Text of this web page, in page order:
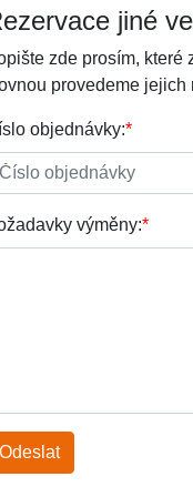
jiné
zde prosím, které
provedeme
objednávky:*
výměny:*
Odeslat